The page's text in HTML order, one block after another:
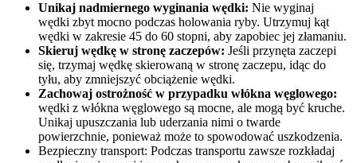
Unikaj nadmiernego wyginania wędki: Nie wyginaj
wędki zbyt mocno podczas holowania ryby. Utrzymuj kąt
wędki w zakresie 45 do 60 stopni, aby zapobiec jej złamaniu.
Skieruj wędkę w stronę zaczepów: Jeśli przynęta zaczepi
się, trzymaj wędkę skierowaną w stronę zaczepu, idąc do
tyłu, aby zmniejszyć obciążenie wędki.
Zachowaj ostrożność w przypadku włókna węglowego:
wędki z włókna węglowego są mocne, ale mogą być kruche.
Unikaj upuszczania lub uderzania nimi o twarde
powierzchnie, ponieważ może to spowodować uszkodzenia.
Bezpieczny transport: Podczas transportu zawsze rozkładaj